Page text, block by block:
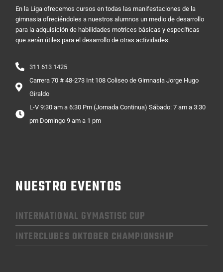
En la Liga ofrecemos cursos en todas las manifestaciones de la
gimnasia ofreciéndoles a nuestros alumnos un medio de desarrollo
para la adquisición de habilidades motrices básicas y específicas
que serán útiles para el desarrollo de otras actividades.
311 613 1425
Carrera 70 # 48-273 Int 108 Coliseo de Gimnasia Jorge Hugo
Giraldo
L-V 9:30 am a 6:30 Pm (Jornada Continua) Sábado: 7 am a 3:30
pm Domingo 9 am a 1 pm
NUESTRO EVENTOS
INTERNATIONAL GYMASTISC CUP
INTERCLUBES OKTOBER CHAMPIONSHIP